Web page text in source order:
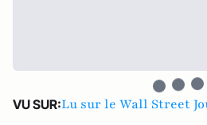
VU SUR:Lu sur le Wall Street